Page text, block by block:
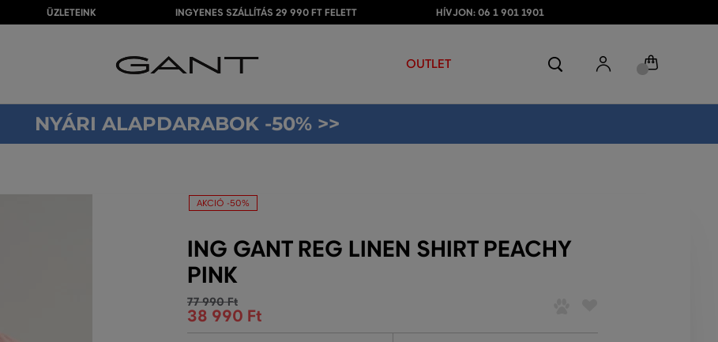
ÜZLETEINK INGYENES SZÁLLÍTÁS 29 990 FT FELETT HÍVJON: 06 1 901 1901
OUTLET
NYÁRI ALAPDARABOK -50% >>
AKCIÓ -50%
ING GANT REG LINEN SHIRT PEACHY
PINK
77 990 Ft
38 990 Ft